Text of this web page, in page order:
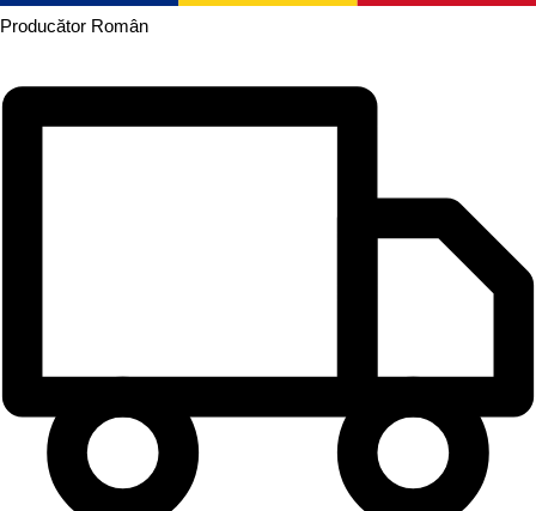
Producător Român